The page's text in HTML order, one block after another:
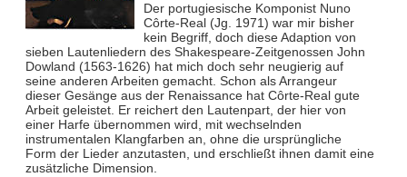
Der portugiesische Komponist Nuno
Côrte-Real (Jg. 1971) war mir bisher
kein Begriff, doch diese Adaption von
sieben Lautenliedern des Shakespeare-Zeitgenossen John
Dowland (1563-1626) hat mich doch sehr neugierig auf
seine anderen Arbeiten gemacht. Schon als Arrangeur
dieser Gesänge aus der Renaissance hat Côrte-Real gute
Arbeit geleistet. Er reichert den Lautenpart, der hier von
einer Harfe übernommen wird, mit wechselnden
instrumentalen Klangfarben an, ohne die ursprüngliche
Form der Lieder anzutasten, und erschließt ihnen damit eine
zusätzliche Dimension.